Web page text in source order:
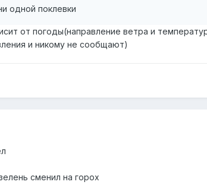
одной поклевки
от погоды(направление ветра и
и никому не сообщают)
сменил на горох